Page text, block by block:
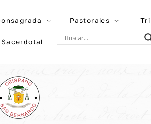
Pastorales